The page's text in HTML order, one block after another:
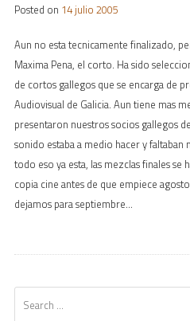
Posted on 14 julio 2005
Aun no esta tecnicamente finalizado,
Maxima Pena, el corto. Ha sido
de cortos gallegos que se encarga de
Audiovisual de Galicia. Aun tiene mas
presentaron nuestros socios gallegos
sonido estaba a medio hacer y
todo eso ya esta, las mezclas finales se
copia cine antes de que empiece
dejamos para septiembre…